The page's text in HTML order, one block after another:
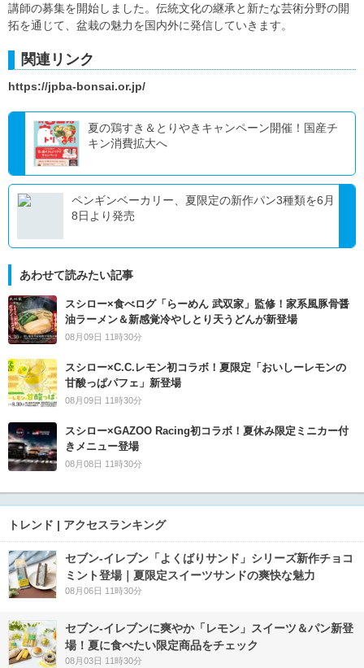
講師の募集を開始しました。伝統文化の継承と新たな芸術分野の開
拓を通じて、盆栽の魅力を国内外に発信していきます。
関連リンク
https://jpba-bonsai.or.jp/
夏の鶏すき＆とりやきキャンペーン開催！国産チ
キン消費拡大へ
ペンギンベーカリー、夏限定の新作パン3種類を6月
8日より発売
あわせて読みたい記事
スシロー×食べログ「らーめん 武双家」監修！家系風豚骨醤
油ラーメン＆新感覚冷やしとり天うどんが新登場
08月09日 11時30分
スシロー×C.C.レモン初コラボ！夏限定「おいしーレモンの
甘酸っぱパフェ」新登場
08月09日 11時30分
スシロー×GAZOO Racing初コラボ！夏休み限定ミニカー付
きメニュー登場
08月08日 11時30分
トレンド | アクセスランキング
セブン‐イレブン「よくばりサンド」シリーズ新作チョコ
ミント登場｜夏限定スイーツサンドの爽快な魅力
08月06日 11時30分
セブン‐イレブンに爽やか「レモン」スイーツ＆パン新登
場！夏に食べたい限定商品をチェック
08月03日 11時30分